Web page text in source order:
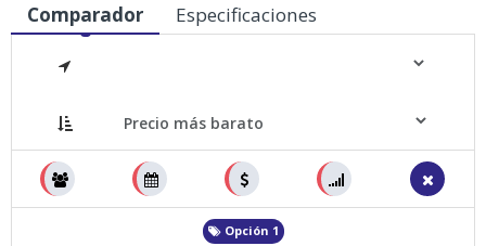
Comparador Especificaciones
Opción 1